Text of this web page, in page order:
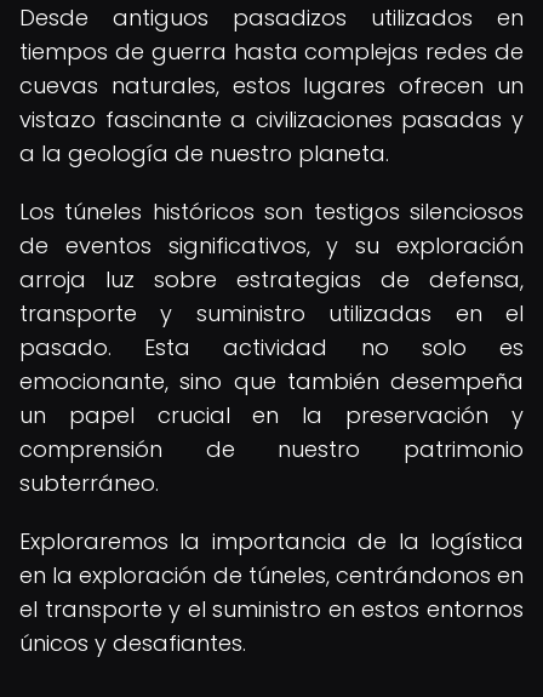
Desde antiguos pasadizos utilizados en
tiempos de guerra hasta complejas redes de
cuevas naturales, estos lugares ofrecen un
vistazo fascinante a civilizaciones pasadas y
a la geología de nuestro planeta.
Los túneles históricos son testigos silenciosos
de eventos significativos, y su exploración
arroja luz sobre estrategias de defensa,
transporte y suministro utilizadas en el
pasado. Esta actividad no solo es
emocionante, sino que también desempeña
un papel crucial en la preservación y
comprensión de nuestro patrimonio
subterráneo.
Exploraremos la importancia de la logística
en la exploración de túneles, centrándonos en
el transporte y el suministro en estos entornos
únicos y desafiantes.